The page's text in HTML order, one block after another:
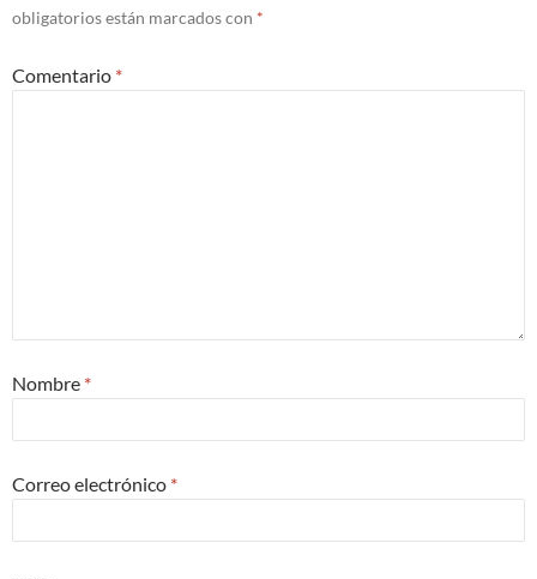
obligatorios están marcados con *
Comentario *
Nombre *
Correo electrónico *